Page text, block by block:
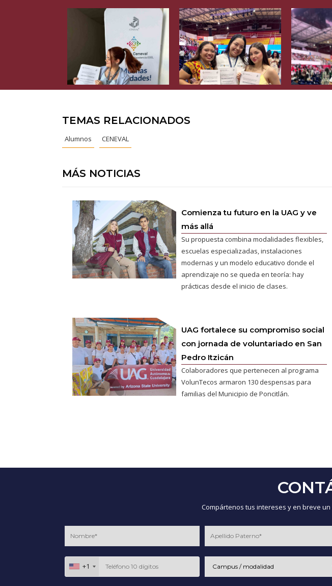
TEMAS RELACIONADOS
Alumnos CENEVAL
MÁS NOTICIAS
Comienza tu futuro en la UAG y ve
más allá
Su propuesta combina modalidades flexibles,
escuelas especializadas, instalaciones
modernas y un modelo educativo donde el
aprendizaje no se queda en teoría: hay
prácticas desde el inicio de clases.
UAG fortalece su compromiso social
con jornada de voluntariado en San
Pedro Itzicán
Colaboradores que pertenecen al programa
VolunTecos armaron 130 despensas para
familias del Municipio de Poncitlán.
Compártenos tus intereses y en breve
+1